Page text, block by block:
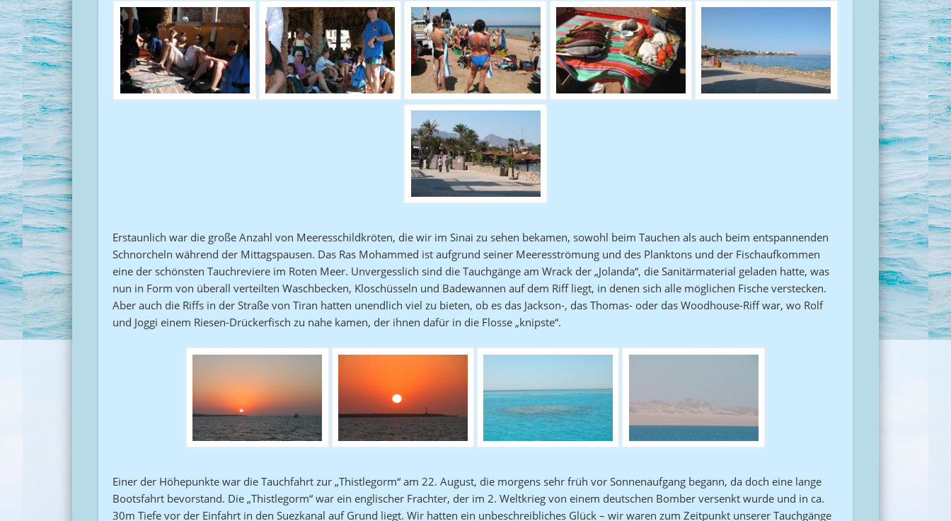
Erstaunlich war die große Anzahl von Meeresschildkröten, die wir im Sinai zu sehen bekamen, sowohl beim Tauchen als auch beim entspannenden
Schnorcheln während der Mittagspausen. Das Ras Mohammed ist aufgrund seiner Meeresströmung und des Planktons und der Fischaufkommen
eine der schönsten Tauchreviere im Roten Meer. Unvergesslich sind die Tauchgänge am Wrack der „Jolanda“, die Sanitärmaterial geladen hatte, was
nun in Form von überall verteilten Waschbecken, Kloschüsseln und Badewannen auf dem Riff liegt, in denen sich alle möglichen Fische verstecken.
Aber auch die Riffs in der Straße von Tiran hatten unendlich viel zu bieten, ob es das Jackson-, das Thomas- oder das Woodhouse-Riff war, wo Rolf
und Joggi einem Riesen-Drückerfisch zu nahe kamen, der ihnen dafür in die Flosse „knipste“.
Einer der Höhepunkte war die Tauchfahrt zur „Thistlegorm“ am 22. August, die morgens sehr früh vor Sonnenaufgang begann, da doch eine lange
Bootsfahrt bevorstand. Die „Thistlegorm“ war ein englischer Frachter, der im 2. Weltkrieg von einem deutschen Bomber versenkt wurde und in ca.
30m Tiefe vor der Einfahrt in den Suezkanal auf Grund liegt. Wir hatten ein unbeschreibliches Glück – wir waren zum Zeitpunkt unserer Tauchgänge